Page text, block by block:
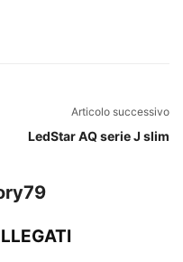
Articolo successivo
LedStar AQ serie J slim